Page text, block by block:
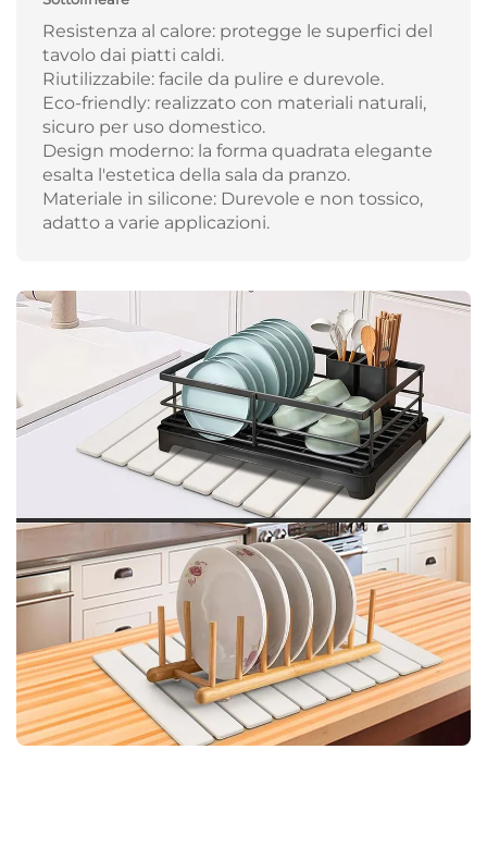
Resistenza al calore: protegge le superfici del
tavolo dai piatti caldi.
Riutilizzabile: facile da pulire e durevole.
Eco-friendly: realizzato con materiali naturali,
sicuro per uso domestico.
Design moderno: la forma quadrata elegante
esalta l'estetica della sala da pranzo.
Materiale in silicone: Durevole e non tossico,
adatto a varie applicazioni.